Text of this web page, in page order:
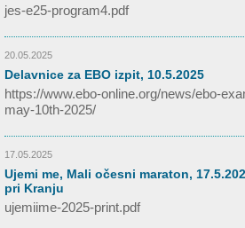
jes-e25-program4.pdf
20.05.2025
Delavnice za EBO izpit, 10.5.2025
https://www.ebo-online.org/news/ebo-
may-10th-2025/
17.05.2025
Ujemi me, Mali očesni maraton,
pri Kranju
ujemiime-2025-print.pdf